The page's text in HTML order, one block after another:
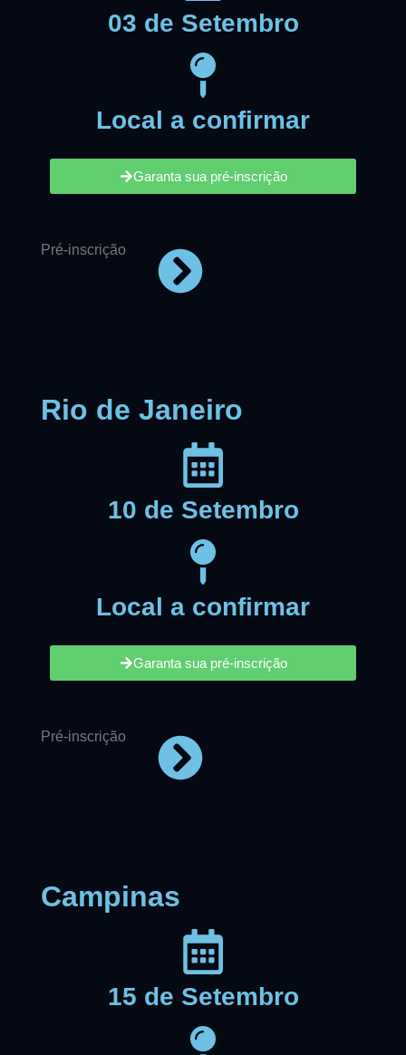
03 de Setembro
Local a confirmar
Garanta sua pré-inscrição
Pré-inscrição
Rio de Janeiro
10 de Setembro
Local a confirmar
Garanta sua pré-inscrição
Pré-inscrição
Campinas
15 de Setembro